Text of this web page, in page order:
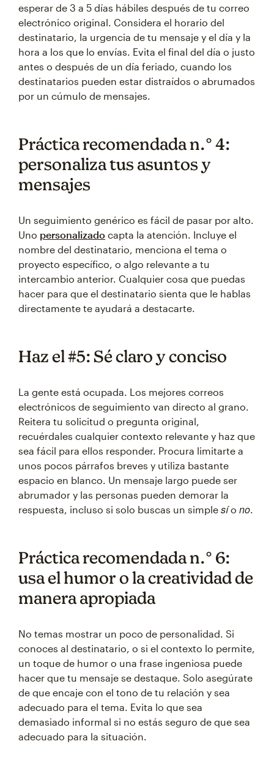
esperar de 3 a 5 días hábiles después de tu correo
electrónico original. Considera el horario del
destinatario, la urgencia de tu mensaje y el día y la
hora a los que lo envías. Evita el final del día o justo
antes o después de un día feriado, cuando los
destinatarios pueden estar distraídos o abrumados
por un cúmulo de mensajes.
Práctica recomendada n.° 4:
personaliza tus asuntos y
mensajes
Un seguimiento genérico es fácil de pasar por alto.
Uno personalizado capta la atención. Incluye el
nombre del destinatario, menciona el tema o
proyecto específico, o algo relevante a tu
intercambio anterior. Cualquier cosa que puedas
hacer para que el destinatario sienta que le hablas
directamente te ayudará a destacarte.
Haz el #5: Sé claro y conciso
La gente está ocupada. Los mejores correos
electrónicos de seguimiento van directo al grano.
Reitera tu solicitud o pregunta original,
recuérdales cualquier contexto relevante y haz que
sea fácil para ellos responder. Procura limitarte a
unos pocos párrafos breves y utiliza bastante
espacio en blanco. Un mensaje largo puede ser
abrumador y las personas pueden demorar la
respuesta, incluso si solo buscas un simple sío no.
Práctica recomendada n.° 6:
usa el humor o la creatividad de
manera apropiada
No temas mostrar un poco de personalidad. Si
conoces al destinatario, o si el contexto lo permite,
un toque de humor o una frase ingeniosa puede
hacer que tu mensaje se destaque. Solo asegúrate
de que encaje con el tono de tu relación y sea
adecuado para el tema. Evita lo que sea
demasiado informal si no estás seguro de que sea
adecuado para la situación.